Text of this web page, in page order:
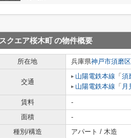
クエア桜木町の物件概要
所在地 兵庫県神戸市須磨区
交通
山陽電鉄本線 「 須
山陽電鉄本線 「 月
賃料 -
面積
-
種別/構造
アパート / 木造